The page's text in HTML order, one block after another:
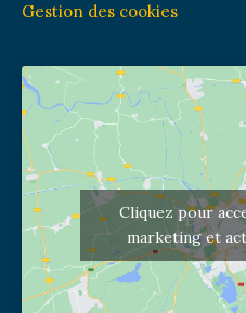
Gestion des cookies
Cliquez pour
marketing et